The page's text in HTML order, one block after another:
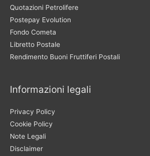
Quotazioni Petrolifere
Postepay Evolution
Fondo Cometa
Libretto Postale
Rendimento Buoni Fruttiferi Postali
Informazioni legali
Privacy Policy
Cookie Policy
Note Legali
Disclaimer